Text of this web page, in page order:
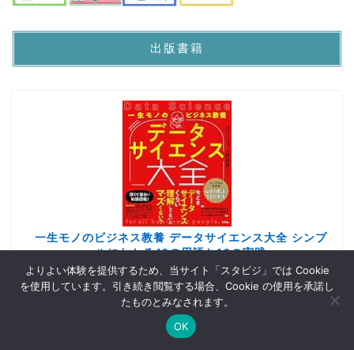
出版書籍
一生モノのビジネス教養 データサイエンス大全 シンプ
ルにわかる49の用語と13の実践
created byRinker
Amazon 楽天市場
よりよい体験を提供するため、当サイト「スタビジ」では Cookie
を使用しています。引き続き閲覧する場合、Cookie の使用を承諾し
たものとみなされます。
OK